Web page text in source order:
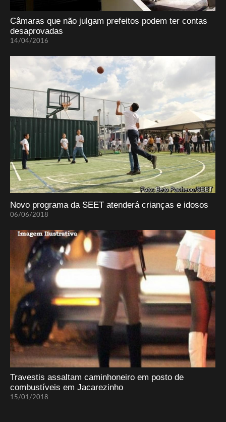
Câmaras que não julgam prefeitos podem ter contas
desaprovadas
14/04/2016
Novo programa da SEET atenderá crianças e idosos
06/06/2018
Travestis assaltam caminhoneiro em posto de
combustíveis em Jacarezinho
15/01/2018